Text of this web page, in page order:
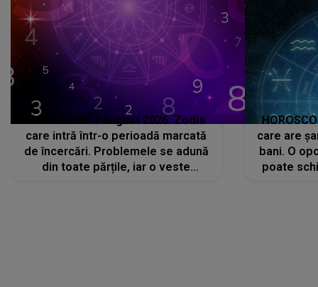
HOROSCOP 7 august 2026. Zodia
care intră într-o perioadă marcată
de încercări. Problemele se adună
din toate părțile, iar o veste
care are
bani. O
poate